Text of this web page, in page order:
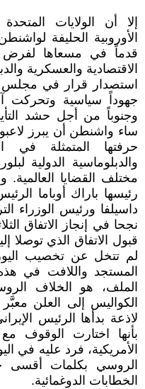
إلا أن الولايات
الأوروبية الحليفة
قدماً في مسعاها لفرض
الاقتصادية والعسكرية
استصدار قرار في مجلس
جهوداً سياسية وتحركت
وجنوباً من أجل حشد
ساء واشنطن أن يبرز
حرفتها المتمثلة في
والدبلوماسية الدولية
مختلف القضايا
رئيسها باراك أوباما
داسيلفا ورئيس
نجحا في إنجاز الاتفاق
قبول الاتفاق الذي توصلا
المستجد واللافت في
الملف، هو الخلاف
الكواليس إلى العلن
لاذعة بدأها الرئيس
بأنها اختارت الوقوف
الأمريكية، فرد عليه في
الروسي بكلمات أقسى
الخطابات الدوغمائية.